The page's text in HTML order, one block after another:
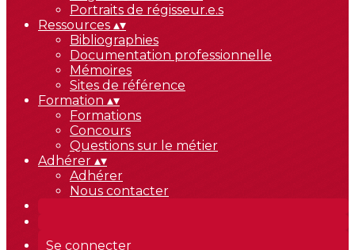
Portraits de régisseur.e.s
Ressources ▴▾
Bibliographies
Documentation professionnelle
Mémoires
Sites de référence
Formation ▴▾
Formations
Concours
Questions sur le métier
Adhérer ▴▾
Adhérer
Nous contacter
Se connecter